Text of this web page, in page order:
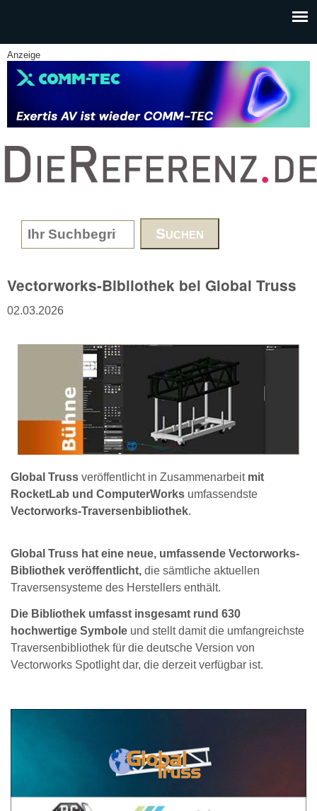
Anzeige
www.DieReferenz.de
Search form
Vectorworks-Bibliothek bei Global Truss
02.03.2026
Global Truss veröffentlicht in Zusammenarbeitmit
RocketLab und ComputerWorks umfassendste
Vectorworks-Traversenbibliothek.
Global Truss hat eine neue, umfassende Vectorworks-
Bibliothek veröffentlicht, die sämtliche aktuellen
Traversensysteme des Herstellers enthält.
Die Bibliothek umfasst insgesamt rund 630
hochwertige Symbole und stellt damit die umfangreichste
Traversenbibliothek für die deutsche Version von
Vectorworks Spotlight dar, die derzeit verfügbar ist.